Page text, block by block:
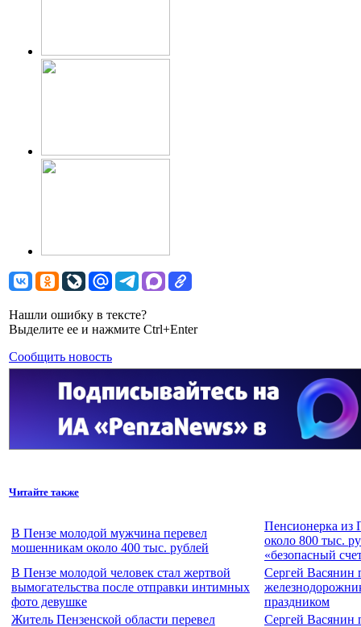
Нашли ошибку в тексте?
Выделите ее и нажмите Ctrl+Enter
Сообщить новость
Читайте также
В Пензе молодой мужчина перевел
мошенникам около 400 тыс. рублей
Пенсионерка из
около 800 тыс.
«безопасный
В Пензе молодой человек стал жертвой
вымогательства после отправки интимных
фото девушке
Сергей Васянин
праздником
Житель Пензенской области перевел
Сергей Васянин